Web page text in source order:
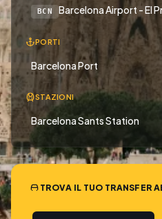
BCN Barcelona Airport - El
PORTI
Barcelona Port
STAZIONI
Barcelona Sants Station
TROVA IL TUO TRANSFER